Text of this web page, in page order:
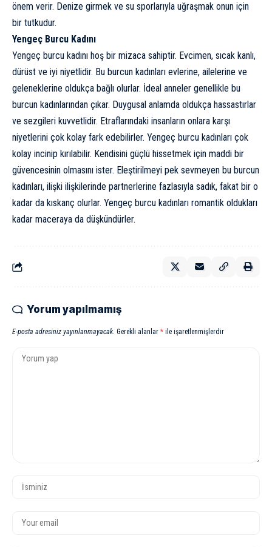
önem verir. Denize girmek ve su sporlarıyla uğraşmak onun için
bir tutkudur.
Yengeç Burcu Kadını
Yengeç burcu kadını hoş bir mizaca sahiptir. Evcimen, sıcak kanlı,
dürüst ve iyi niyetlidir. Bu burcun kadınları evlerine, ailelerine ve
geleneklerine oldukça bağlı olurlar. İdeal anneler genellikle bu
burcun kadınlarından çıkar. Duygusal anlamda oldukça hassastırlar
ve sezgileri kuvvetlidir. Etraflarındaki insanların onlara karşı
niyetlerini çok kolay fark edebilirler. Yengeç burcu kadınları çok
kolay incinip kırılabilir. Kendisini güçlü hissetmek için maddi bir
güvencesinin olmasını ister. Eleştirilmeyi pek sevmeyen bu burcun
kadınları, ilişki ilişkilerinde partnerlerine fazlasıyla sadık, fakat bir o
kadar da kıskanç olurlar. Yengeç burcu kadınları romantik oldukları
kadar maceraya da düşkündürler.
Yorum yapılmamış
E-posta adresiniz yayınlanmayacak. Gerekli alanlar * ile işaretlenmişlerdir